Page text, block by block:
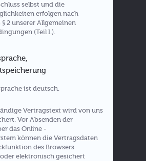
selbst und die
erfolgen nach
§ 2 unserer Allgemeinen
(Teil I.).
ist deutsch.
Vertragstext wird von uns
Vor Absenden der
das Online -
können die Vertragsdaten
des Browsers
elektronisch gesichert